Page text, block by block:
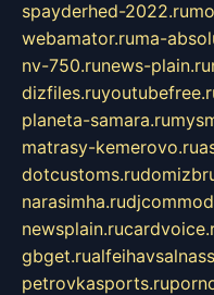
spayderhed-2022.ru
webamator.ruma-
nv-750.runews-plain.ru
dizfiles.ru
planeta-samara.ru
matrasy-kemerovo.ru
dotcustoms.ru
narasimha.ru
newsplain.ru
gbget.ru
petrovkasports.ru